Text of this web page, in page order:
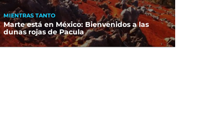
MIENTRAS TANTO
Marte está en México: Bienvenidos a las
dunas rojas de Pacula